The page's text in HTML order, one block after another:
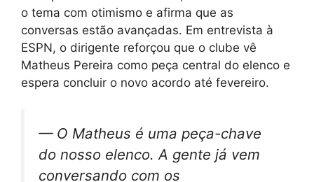
o tema com otimismo e afirma que as
conversas estão avançadas. Em entrevista à
ESPN, o dirigente reforçou que o clube vê
Matheus Pereira como peça central do elenco e
espera concluir o novo acordo até fevereiro.
— O Matheus é uma peça-chave
do nosso elenco. A gente já vem
conversando com os